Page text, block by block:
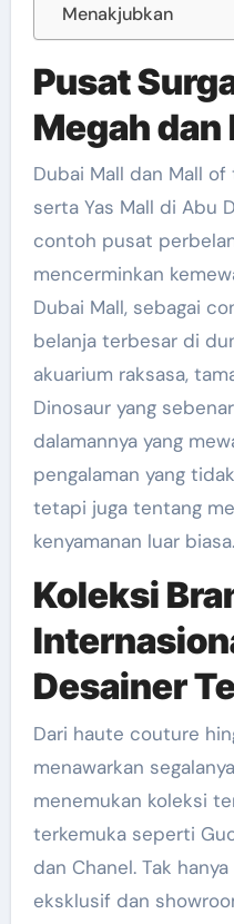
Menakjubkan
Pusat
Megah
Dubai Mall dan Mall
serta Yas Mall di Abu
contoh pusat
mencerminkan
Dubai Mall, sebagai
belanja terbesar di
akuarium raksasa,
Dinosaur yang
dalamannya yang
pengalaman yang
tetapi juga tentang
kenyamanan luar biasa.
Koleksi
Desainer
Dari haute couture
menawarkan
menemukan koleksi
terkemuka seperti
dan Chanel. Tak
eksklusif dan